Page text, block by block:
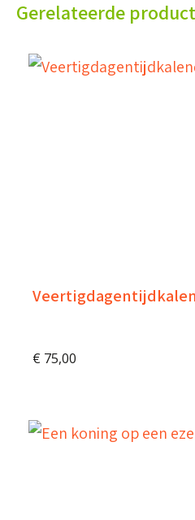
Gerelateerde
€ 75,00